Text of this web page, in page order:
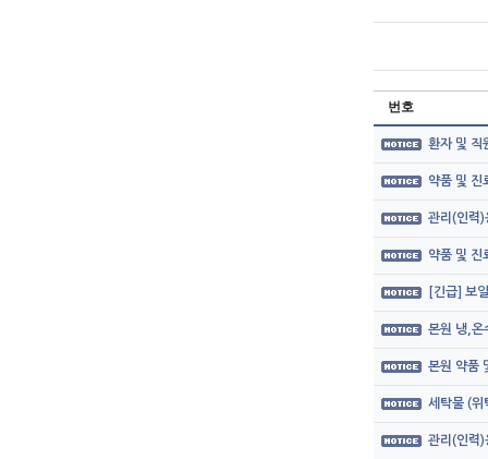
번호
환자 및 직
약품 및 진
관리(인력)
약품 및 진
[긴급] 보
본원 냉,온
본원 약품
세탁물 (위
관리(인력)